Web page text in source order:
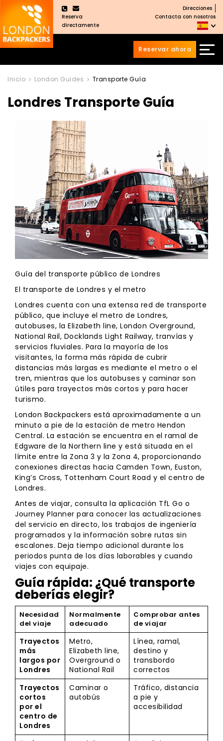
principal
Reserva
directamente
Direcciones
Contacta con nosotros
Reservar ahora
Inicio London Guides Transporte Guía
Londres Transporte Guía
Guía del transporte público de Londres
El transporte de Londres y el metro
Londres cuenta con una extensa red de transporte
público, que incluye el metro de Londres,
autobuses, la Elizabeth line, London Overground,
National Rail, Docklands Light Railway, tranvías y
servicios fluviales. Para la mayoría de los
visitantes, la forma más rápida de cubrir
distancias más largas es mediante el metro o el
tren, mientras que los autobuses y caminar son
útiles para trayectos más cortos y para hacer
turismo.
London Backpackers está aproximadamente a un
minuto a pie de la estación de metro Hendon
Central. La estación se encuentra en el ramal de
Edgware de la Northern line y está situada en el
límite entre la Zona 3 y la Zona 4, proporcionando
conexiones directas hacia Camden Town, Euston,
King’s Cross, Tottenham Court Road y el centro de
Londres.
Antes de viajar, consulta la aplicación TfL Go o
Journey Planner para conocer las actualizaciones
del servicio en directo, los trabajos de ingeniería
programados y la información sobre rutas sin
escalones. Deja tiempo adicional durante los
periodos punta de los días laborables y cuando
viajes con equipaje.
Guía rápida: ¿Qué transporte
deberías elegir?
Necesidad
del viaje
Normalmente
adecuado
Comprobar antes
de viajar
Trayectos
más
largos por
Londres
Metro,
Elizabeth line,
Overground o
National Rail
Línea, ramal,
destino y
transbordo
correctos
Trayectos
cortos
por el
centro de
Londres
Caminar o
autobús
Tráfico, distancia
a pie y
accesibilidad